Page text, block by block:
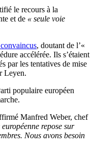
le recours à la
et de « seule voie
, doutant de l’«
accélérée. Ils s’étaient
par les tentatives de mise
Leyen.
populaire européen
Manfred Weber, chef
repose sur
Nous avons besoin